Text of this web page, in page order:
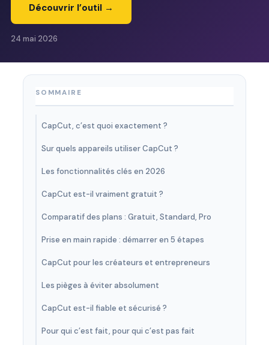
Découvrir l’outil →
24 mai 2026
SOMMAIRE
CapCut, c’est quoi exactement ?
Sur quels appareils utiliser CapCut ?
Les fonctionnalités clés en 2026
CapCut est-il vraiment gratuit ?
Comparatif des plans : Gratuit, Standard, Pro
Prise en main rapide : démarrer en 5 étapes
CapCut pour les créateurs et entrepreneurs
Les pièges à éviter absolument
CapCut est-il fiable et sécurisé ?
Pour qui c’est fait, pour qui c’est pas fait